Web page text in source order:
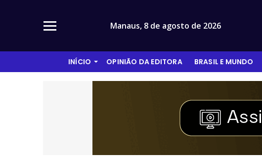
Manaus, 8 de agosto de 2026
INÍCIO OPINIÃO DA EDITORA BRASIL E MUNDO